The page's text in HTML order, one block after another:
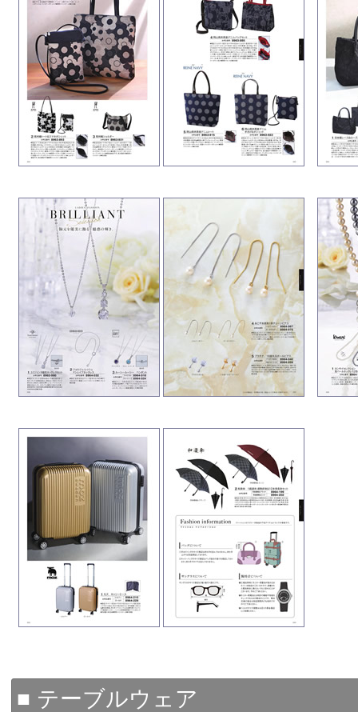
■ テーブルウェア